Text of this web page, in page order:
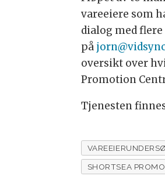
vareeiere som
dialog med
på
oversikt over
Promotion
Tjenesten
SHORTSEA